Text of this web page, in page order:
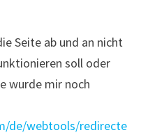
Seite ab und an nicht
soll oder
wurde mir noch
de/webtools/redirecte